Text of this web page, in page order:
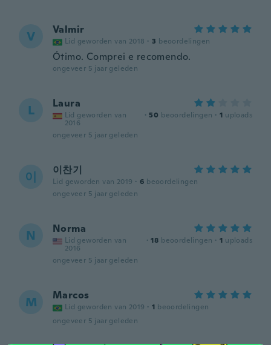
V Valmir
Lid geworden van 2018 · 3 beoordelingen
Ótimo. Comprei e recomendo.
ongeveer 5 jaar geleden
L Laura
Lid geworden van
2016
· 50 beoordelingen · 1 uploads
ongeveer 5 jaar geleden
이 이찬기
Lid geworden van 2019 · 6 beoordelingen
ongeveer 5 jaar geleden
N Norma
Lid geworden van
2016
· 18 beoordelingen · 1 uploads
ongeveer 5 jaar geleden
M Marcos
Lid geworden van 2019 · 1 beoordelingen
ongeveer 5 jaar geleden